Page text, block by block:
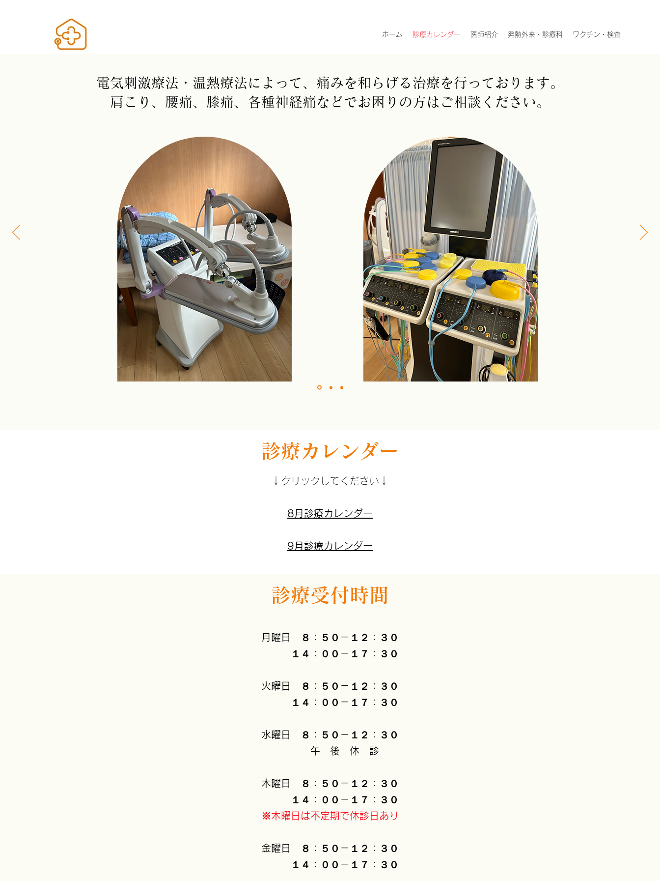
ホーム 診療カレンダー 医師紹介 発熱外来・診療科 ワクチン・検査
電気刺激療法・温熱療法によって、痛みを和らげる治療を行っております。
​肩こり、腰痛、膝痛、各種神経痛などでお困りの方はご相談ください。
診療カレンダー
↓クリックしてください↓​
8月診療カレンダー​​​​
9月診療カレンダー​
​​診療受付時間
月曜日 ８：５０－１２：３０
１４：００－１７：３０
火曜日 ８：５０－１２：３０
１４：００－１７：３０
水曜日 ８：５０－１２：３０
午 後 休 診
木曜日 ８：５０－１２：３０
１４：００－１７：３０
※木曜日は不定期で休診日あり
金曜日 ８：５０－１２：３０
１４：００－１７：３０